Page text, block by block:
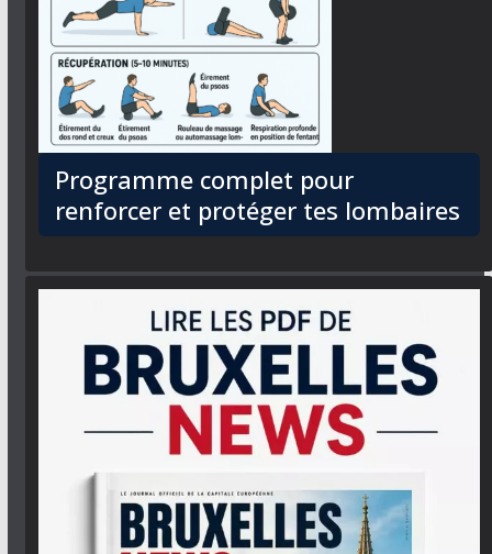
Programme complet pour
renforcer et protéger tes lombaires